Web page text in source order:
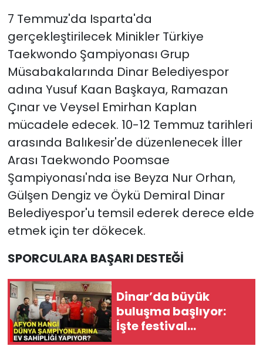
7 Temmuz'da Isparta'da
gerçekleştirilecek Minikler Türkiye
Taekwondo Şampiyonası Grup
Müsabakalarında Dinar Belediyespor
adına Yusuf Kaan Başkaya, Ramazan
Çınar ve Veysel Emirhan Kaplan
mücadele edecek. 10-12 Temmuz tarihleri
arasında Balıkesir'de düzenlenecek İller
Arası Taekwondo Poomsae
Şampiyonası'nda ise Beyza Nur Orhan,
Gülşen Dengiz ve Öykü Demiral Dinar
Belediyespor'u temsil ederek derece elde
etmek için ter dökecek.
SPORCULARA BAŞARI DESTEĞİ
Dinar’da büyük
buluşma başlıyor:
İşte festival
programı